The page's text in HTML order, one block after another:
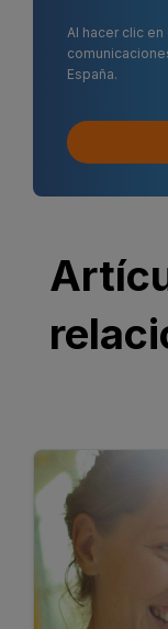
Al hacer clic
España.